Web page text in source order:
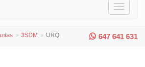
Toggle
647 641 631
3SDM URQ